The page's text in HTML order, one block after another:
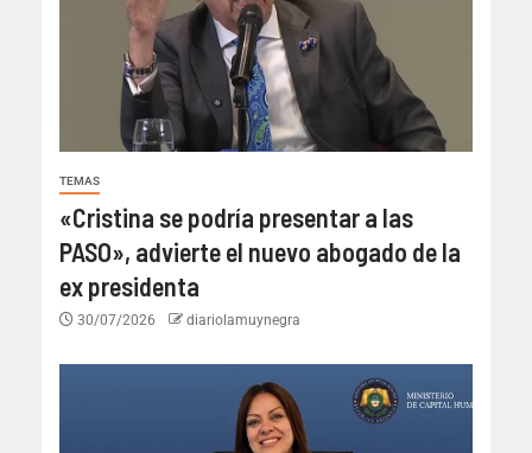
TEMAS
«Cristina se podría presentar a las
PASO», advierte el nuevo abogado de la
ex presidenta
30/07/2026 diariolamuynegra